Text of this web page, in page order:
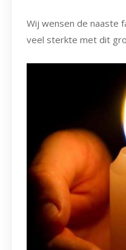
Wij wensen de naaste
veel sterkte met dit